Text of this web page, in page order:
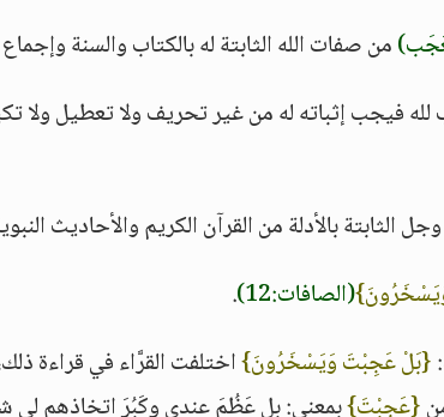
من صفات الله الثابتة له بالكتاب والسنة
فيجب إثباته له من غير تحريف ولا تعطيل ولا
الثابتة بالأدلة من القرآن الكريم والأحاديث
(الصافات:12)
.
{بَلْ عَجِبْتَ وَيَسْخَرُونَ}اختلفت القرَّاء في قراءة
{عَجِبْتَ}بمعنى: بل عَظُمَ عندي وكَبُرَ اتخاذهم لي